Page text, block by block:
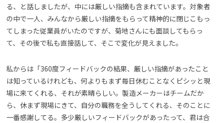
る、と話しましたが、中には厳しい指摘も含まれています。対象者
の中で一人、みんなから厳しい指摘をもらって精神的に閉じこもっ
てしまった従業員がいたのですが、菊地さんにも面談してもらっ
て、その後で私も直接話して、そこで変化が見えました。
私からは「360度フィードバックの結果、厳しい指摘があったこと
は知っているけれども、何よりもまず毎日休むことなくピシッと現
場に来てくれる、それが素晴らしい。製造メーカーはチームだか
ら、休まず現場にきて、自分の職務を全うしてくれる、そのことに
一番感謝してる。多少厳しいフィードバックがあったって、君は合